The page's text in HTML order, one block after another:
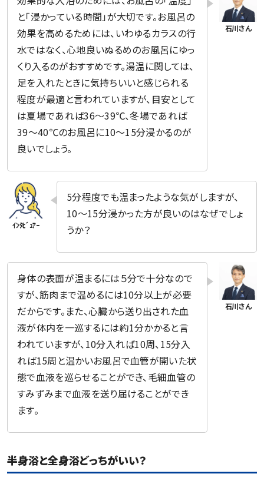
と「浸かっている時間」が大切です。お風呂の
効果を高めるためには、いわゆるカラスの行
水ではなく、心地良いぬるめのお風呂にゆっ
くり入るのがおすすめです。湯温に関しては、
足を入れたときに気持ちいいと感じられる
程度が最適と言われていますが、目安として
は夏場であれば36〜39℃、冬場であれば
39〜40℃のお風呂に10〜15分浸かるのが
良いでしょう。
5分程度でも温まったような気がしますが、
10〜15分浸かった方が良いのはなぜでしょ
うか？
身体の表面が温まるには５分で十分なので
すが、筋肉まで温めるには10分以上が必要
だからです。また、心臓から送り出された血
液が体内を一巡するには約1分かかると言
われていますが、10分入れば10周、15分入
れば15周と温かいお風呂で血管が開いた状
態で血液を巡らせることができ、毛細血管の
すみずみまで血液を送り届けることができ
ます。
半身浴と全身浴どっちがいい？